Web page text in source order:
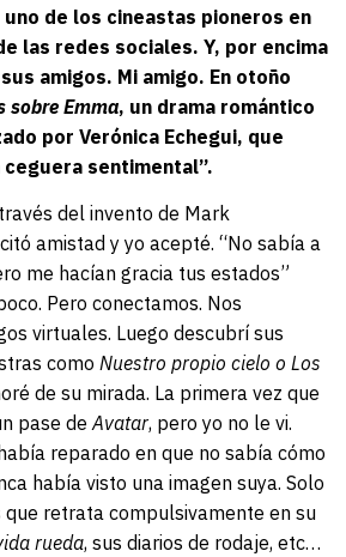
uno de los cineastas pioneros en
las redes sociales. Y, por encima
amigos. Mi amigo. En otoño
sobre Emma, un drama romántico
por Verónica Echegui, que
sentimental”.
del invento de Mark
amistad y yo acepté. “No sabía a
me hacían gracia tus estados”
Pero conectamos. Nos
virtuales. Luego descubrí sus
como Nuestro propio cielo o Los
de su mirada. La primera vez que
pase deAvatar, pero yo no le vi.
reparado en que no sabía cómo
había visto una imagen suya. Solo
que retrata compulsivamente en su
rueda, sus diarios de rodaje, etc…